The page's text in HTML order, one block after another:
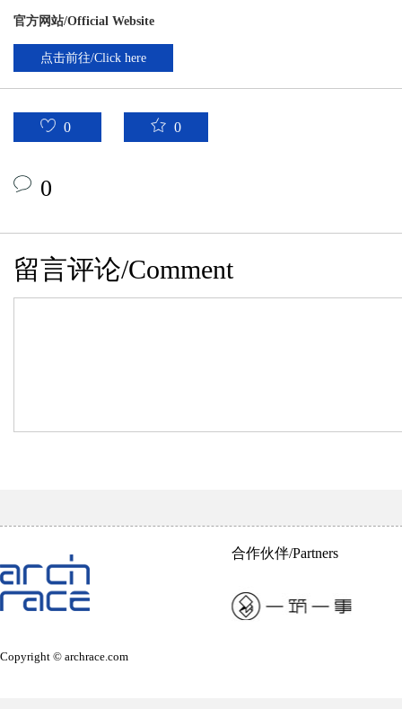
官方网站/Official Website
点击前往/Click here
0 0
0
留言评论/Comment
Copyright © archrace.com
合作伙伴/Partners